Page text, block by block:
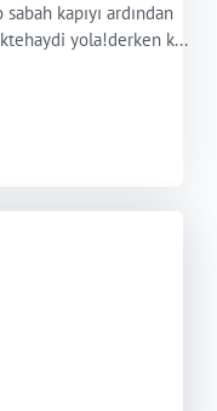
kapıyı ardından
yola!derken k...